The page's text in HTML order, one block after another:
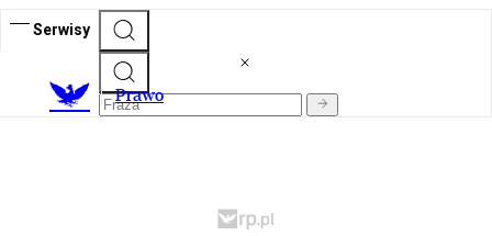
Serwisy
Prawo